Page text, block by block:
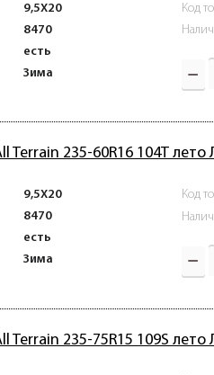
9,5X20
8470
есть
Зима
Код
Terrain 235-60R16 104T лето
9,5X20
8470
есть
Зима
Код
Terrain 235-75R15 109S лето